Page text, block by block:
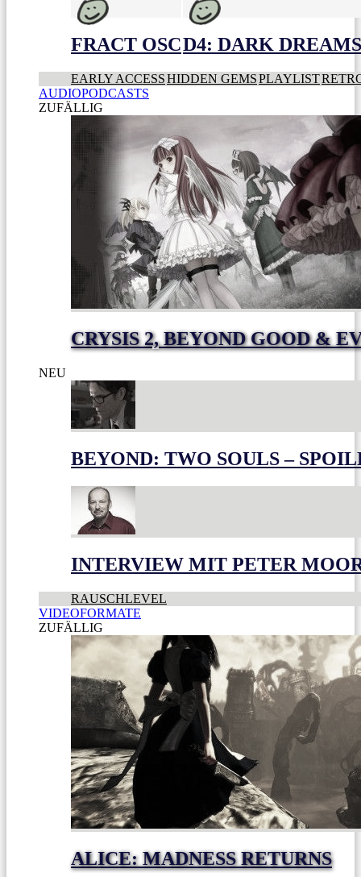
FRACT OSCD4: DARK
EARLY ACCESSHIDDEN GEMSPLAYLIST
AUDIOPODCASTS
ZUFÄLLIG
CRYSIS 2, BEYOND GOOD &
NEU
BEYOND: TWO SOULS –
INTERVIEW MIT PETER
RAUSCHLEVEL
VIDEOFORMATE
ZUFÄLLIG
ALICE: MADNESS RETURNS